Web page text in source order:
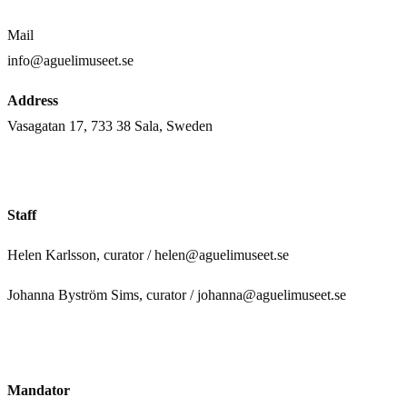
Mail
info@aguelimuseet.se
Address
Vasagatan 17, 733 38 Sala, Sweden
Staff
Helen Karlsson, curator / helen@aguelimuseet.se
Johanna Byström Sims, curator / johanna@aguelimuseet.se
Mandator